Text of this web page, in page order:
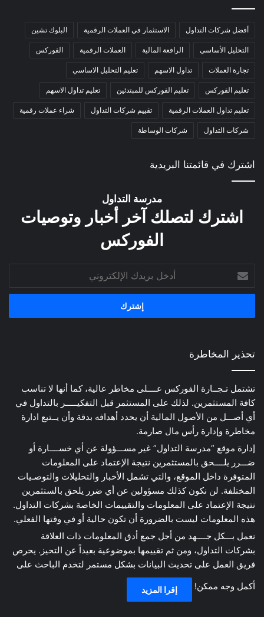
أفضل شركات التداول الاستثمار في العملات الرقمية البلوك تشين
التحليل الأساسي الرافعة المالية العملات الرقمية الفوركس
تجارة العملات تداول الاسهم تعليم التحليل الاساسي
تعليم الفوركس تعليم الفوركس للمبتدئين تعليم تداول الاسهم
تعليم تداول العملات الرقمية تقييم شركات التداول شراء عملات رقمية
شركات التداول شركات الوساطة
اشترك في قائمتنا البريدية
مدرسة التداول
اشترك لتصلك آخر أخبار وتوصيات
الفوركس
بريدك
الإلكتروني
تحذير المخاطرة
تشتمل تـجــارة الفوركس عــــلى مخاطر عالية، كما أنها لا تناسب
كافة المستثمرين. لذلك على المستثمر قبل التفكيـــــر بالتداول في
أي أصـــل من الأصول المالية أن يحدد أهدافه بدقة وأن يــتبع ادارة
مخاطرة وإدارة رأس مال صارمة.
إدارة موقع “مدرسة التداول” غير مســـؤولة عن أي خســــارة أو
ضـــرر يلــــحق بالمستثمرين نتيجة الإعتماد على المعلومات
المتوفرة داخل الموقع، والتي تشمل الأخبار والتحليلات والتوصـيات
المختلفة. لن نكون كذلك مسؤولين عن أي ضرر يلحق بالستثمرين
نتيجة الإعتماد على المعلومات والتقييمات الخاصة بشركات التداول.
هذه المعلومات ليست بالضرورة أن تكون حالية أو في وقتها الفعلي.
نعمل بـــكل جــــهد من أجل جمع أدق المعلومات ذات العلاقة
بشركات التداول، ومن ثم تقييمها بموضوعية بعيداً عن التحيز. يحرص
فريق العمل على تحديث البيانات بشكل مستمر لتخدم الباحث على
أكمل وجه ممكن! إقرا المزيد